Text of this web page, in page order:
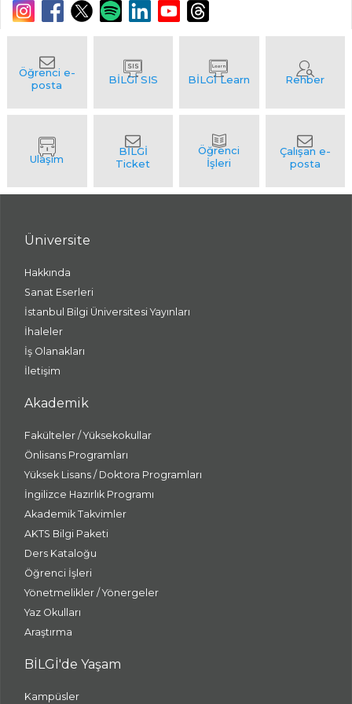
Üniversite
Hakkında
Sanat Eserleri
İstanbul Bilgi Üniversitesi Yayınları
İhaleler
İş Olanakları
İletişim
Akademik
Fakülteler / Yüksekokullar
Önlisans Programları
Yüksek Lisans / Doktora Programları
İngilizce Hazırlık Programı
Akademik Takvimler
AKTS Bilgi Paketi
Ders Kataloğu
Öğrenci İşleri
Yönetmelikler / Yönergeler
Yaz Okulları
Araştırma
BİLGİ'de Yaşam
Kampüsler